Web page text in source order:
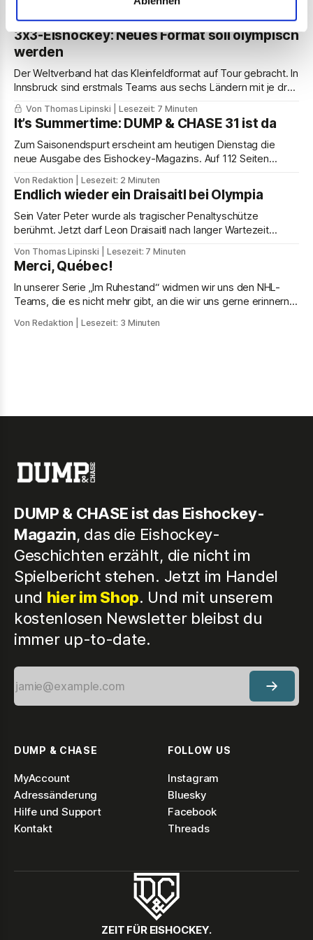
3x3-Eishockey: Neues Format soll olympisch
werden
Der Weltverband hat das Kleinfeldformat auf Tour gebracht. In
Innsbruck sind erstmals Teams aus sechs Ländern mit je drei
Feldspielern angetreten. Wie im Basketball soll auch die
kleine Eishockey-Variante olympisch werden – mit ganz
neuen Regeln.
Von Thomas Lipinski | Lesezeit: 7 Minuten
It’s Summertime: DUMP & CHASE 31 ist da
Zum Saisonendspurt erscheint am heutigen Dienstag die
neue Ausgabe des Eishockey-Magazins. Auf 112 Seiten
warten wieder viele Eishockey-Geschichten auf die
Leser:innen.
Von Redaktion | Lesezeit: 2 Minuten
Endlich wieder ein Draisaitl bei Olympia
Sein Vater Peter wurde als tragischer Penaltyschütze
berühmt. Jetzt darf Leon Draisaitl nach langer Wartezeit
endlich auch auf der größten Sportbühne der Welt auftreten.
Einen Weltstar wie ihn hatte das deutsche Eishockey noch
nie. Jetzt sieht ihn auch Deutschland.
Von Thomas Lipinski | Lesezeit: 7 Minuten
Merci, Québec!
In unserer Serie „Im Ruhestand“ widmen wir uns den NHL-
Teams, die es nicht mehr gibt, an die wir uns gerne erinnern
und die heute noch von ihrer Fan-Base vermisst werden.
Von Redaktion | Lesezeit: 3 Minuten
DUMP & CHASE ist das Eishockey-
Magazin, das die Eishockey-
Geschichten erzählt, die nicht im
Spielbericht stehen. Jetzt im Handel
und hier im Shop. Und mit unserem
kostenlosen Newsletter bleibst du
immer up-to-date.
DUMP & CHASE
MyAccount
Adressänderung
Hilfe und Support
Kontakt
FOLLOW US
Instagram
Bluesky
Facebook
Threads
ZEIT FÜR EISHOCKEY.